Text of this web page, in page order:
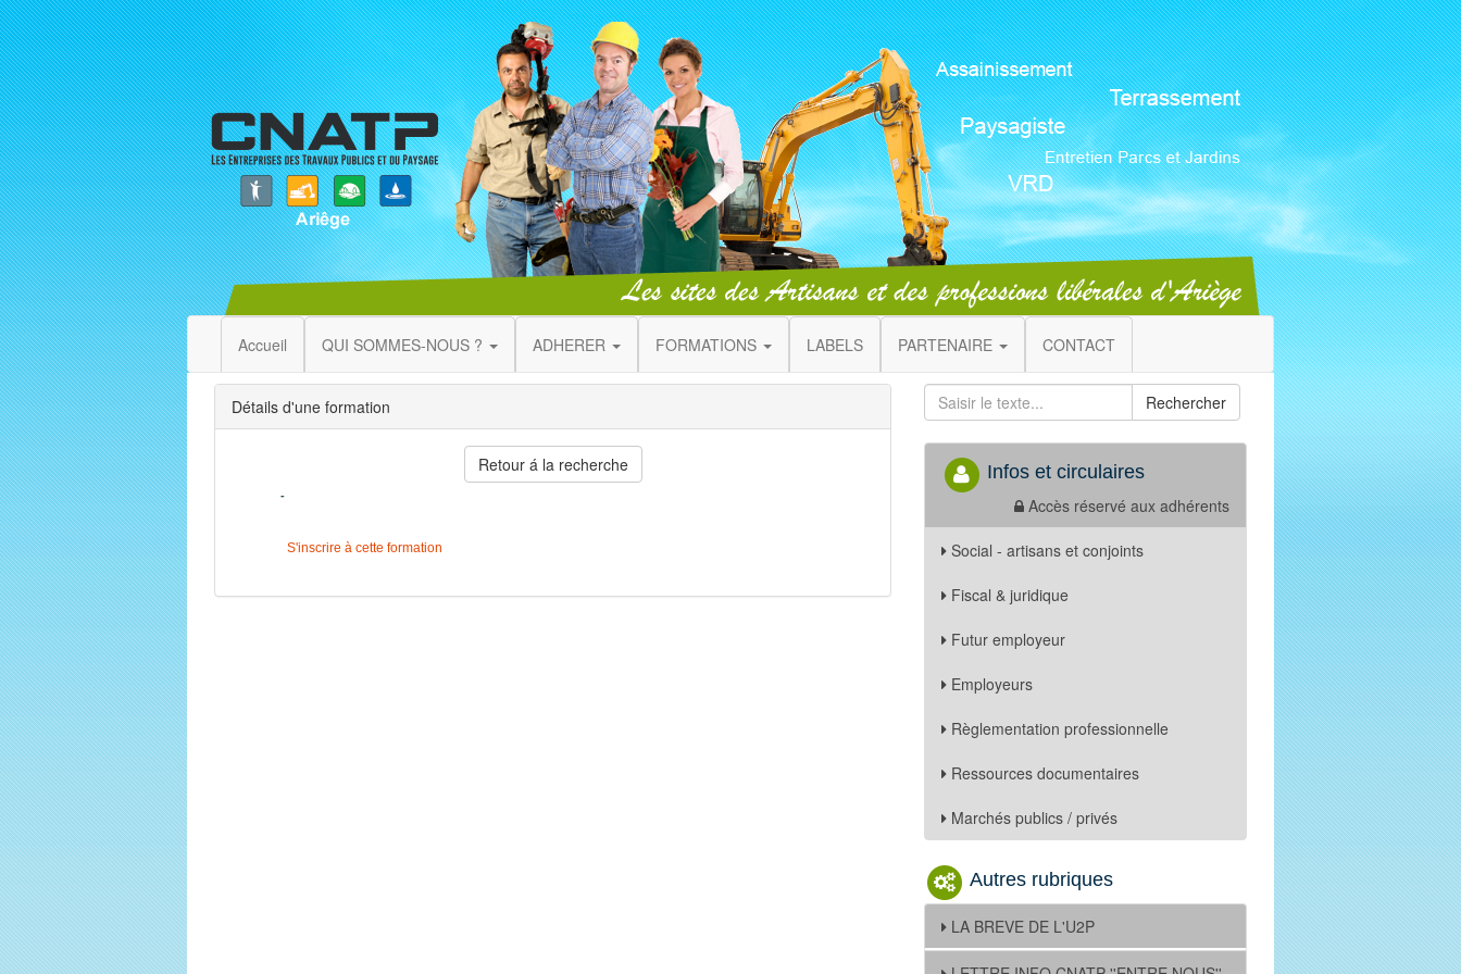
Accueil QUI SOMMES-NOUS ? ADHERER FORMATIONS LABELS PARTENAIRE CONTACT
Détails d'une formation
Retour á la recherche
-
S'inscrire à cette formation
Rechercher
Infos et circulaires
Accès réservé aux adhérents
Social - artisans et conjoints
Fiscal & juridique
Futur employeur
Employeurs
Règlementation professionnelle
Ressources documentaires
Marchés publics / privés
Autres rubriques
LA BREVE DE L'U2P